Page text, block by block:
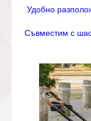
Удобно
Съвместим с